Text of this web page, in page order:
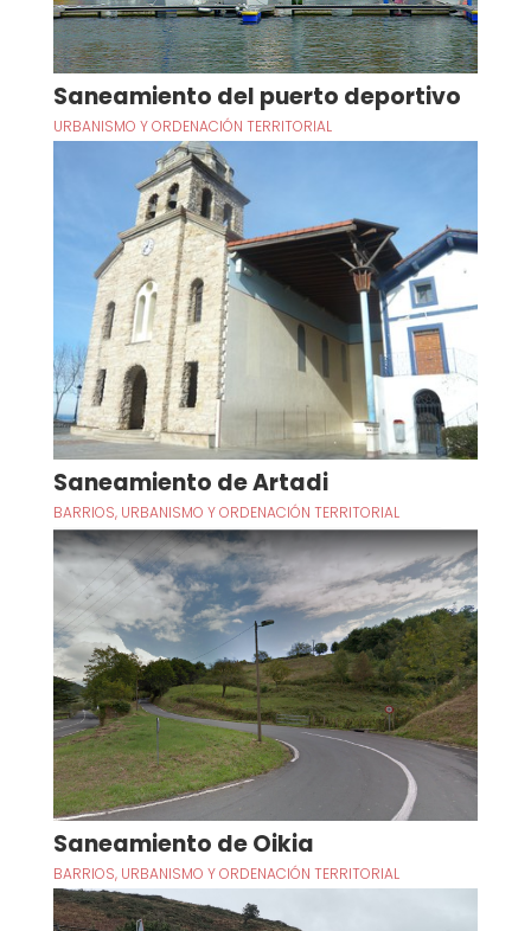
Saneamiento del puerto deportivo
URBANISMO Y ORDENACIÓN TERRITORIAL
Saneamiento de Artadi
BARRIOS, URBANISMO Y ORDENACIÓN TERRITORIAL
Saneamiento de Oikia
BARRIOS, URBANISMO Y ORDENACIÓN TERRITORIAL